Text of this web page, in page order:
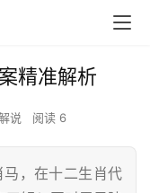
精准解析
说 阅读 6
，在十二生肖代